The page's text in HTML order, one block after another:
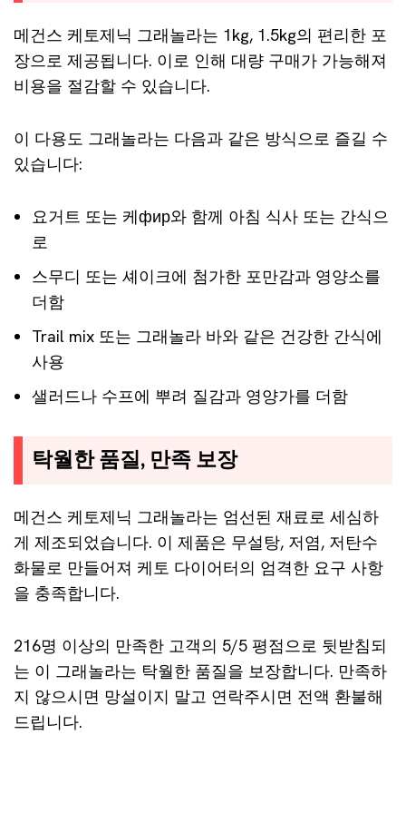
메건스 케토제닉 그래놀라는 1kg, 1.5kg의 편리한 포
장으로 제공됩니다. 이로 인해 대량 구매가 가능해져
비용을 절감할 수 있습니다.
이 다용도 그래놀라는 다음과 같은 방식으로 즐길 수
있습니다:
요거트 또는 케фир와 함께 아침 식사 또는 간식으
로
스무디 또는 셰이크에 첨가한 포만감과 영양소를
더함
Trail mix 또는 그래놀라 바와 같은 건강한 간식에
사용
샐러드나 수프에 뿌려 질감과 영양가를 더함
탁월한 품질, 만족 보장
메건스 케토제닉 그래놀라는 엄선된 재료로 세심하
게 제조되었습니다. 이 제품은 무설탕, 저염, 저탄수
화물로 만들어져 케토 다이어터의 엄격한 요구 사항
을 충족합니다.
216명 이상의 만족한 고객의 5/5 평점으로 뒷받침되
는 이 그래놀라는 탁월한 품질을 보장합니다. 만족하
지 않으시면 망설이지 말고 연락주시면 전액 환불해
드립니다.